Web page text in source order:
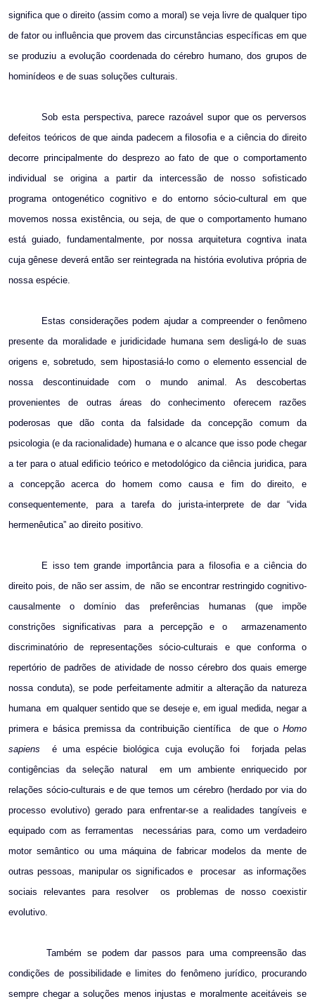
significa que o direito (assim como a moral) se veja livre de qualquer tipo
de fator ou influência que provem das circunstâncias específicas em que
se produziu a evolução coordenada do cérebro humano, dos grupos de
hominídeos e de suas soluções culturais.
Sob esta perspectiva, parece razoável supor que os perversos
defeitos teóricos de que ainda padecem a filosofia e a ciência do direito
decorre principalmente do desprezo ao fato de que o comportamento
individual se origina a partir da intercessão de nosso sofisticado
programa ontogenético cognitivo e do entorno sócio-cultural em que
movemos nossa existência, ou seja, de que o comportamento humano
está guiado, fundamentalmente, por nossa arquitetura cogntiva inata
cuja gênese deverá então ser reintegrada na história evolutiva própria de
nossa espécie.
Estas considerações podem ajudar a compreender o fenômeno
presente da moralidade e juridicidade humana sem desligá-lo de suas
origens e, sobretudo, sem hipostasiá-lo como o elemento essencial de
nossa descontinuidade com o mundo animal. As descobertas
provenientes de outras áreas do conhecimento oferecem razões
poderosas que dão conta da falsidade da concepção comum da
psicologia (e da racionalidade) humana e o alcance que isso pode chegar
a ter para o atual edificio teórico e metodológico da ciência juridica, para
a concepção acerca do homem como causa e fim do direito, e
consequentemente, para a tarefa do jurista-interprete de dar “vida
hermenêutica” ao direito positivo.
E isso tem grande importância para a filosofia e a ciência do
direito pois, de nãoser assim, de não se encontrar restringido cognitivo-
causalmente o domínio das preferências humanas (que impõe
constrições significativas para a percepção e o
armazenamento
discriminatório de representações sócio-culturais e que conforma o
repertório de padrões de atividade de nosso cérebro dos quais emerge
nossa conduta), se pode perfeitamente admitir a alteração da natureza
humana em qualquer sentido que se deseje e, em igual medida, negar a
primera e básica premissa da contribuição científica
de que oHomo
sapiens
é uma espécie biológica cuja evolução foi
forjada pelas
contigências da seleção natural
em um ambiente enriquecido por
relações sócio-culturais e de que temos um cérebro (herdado por via do
processo evolutivo) gerado para enfrentar-se a realidades tangíveis e
equipado com as ferramentas
necessárias para, como um verdadeiro
motor semântico ou uma máquina de fabricar modelos da mente de
outras pessoas, manipular os significados e
procesar
as informações
sociais relevantes para resolver
os problemas de nosso coexistir
evolutivo.
Também se podem dar passos para uma compreensão das
condições de possibilidade e limites do fenômeno jurídico, procurando
sempre chegar a soluções menos injustas e moralmente aceitáveis se